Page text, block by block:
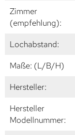
Zimmer
(empfehlung):
Lochabstand:
Maße: (L/B/H)
Hersteller:
Hersteller
Modellnummer: